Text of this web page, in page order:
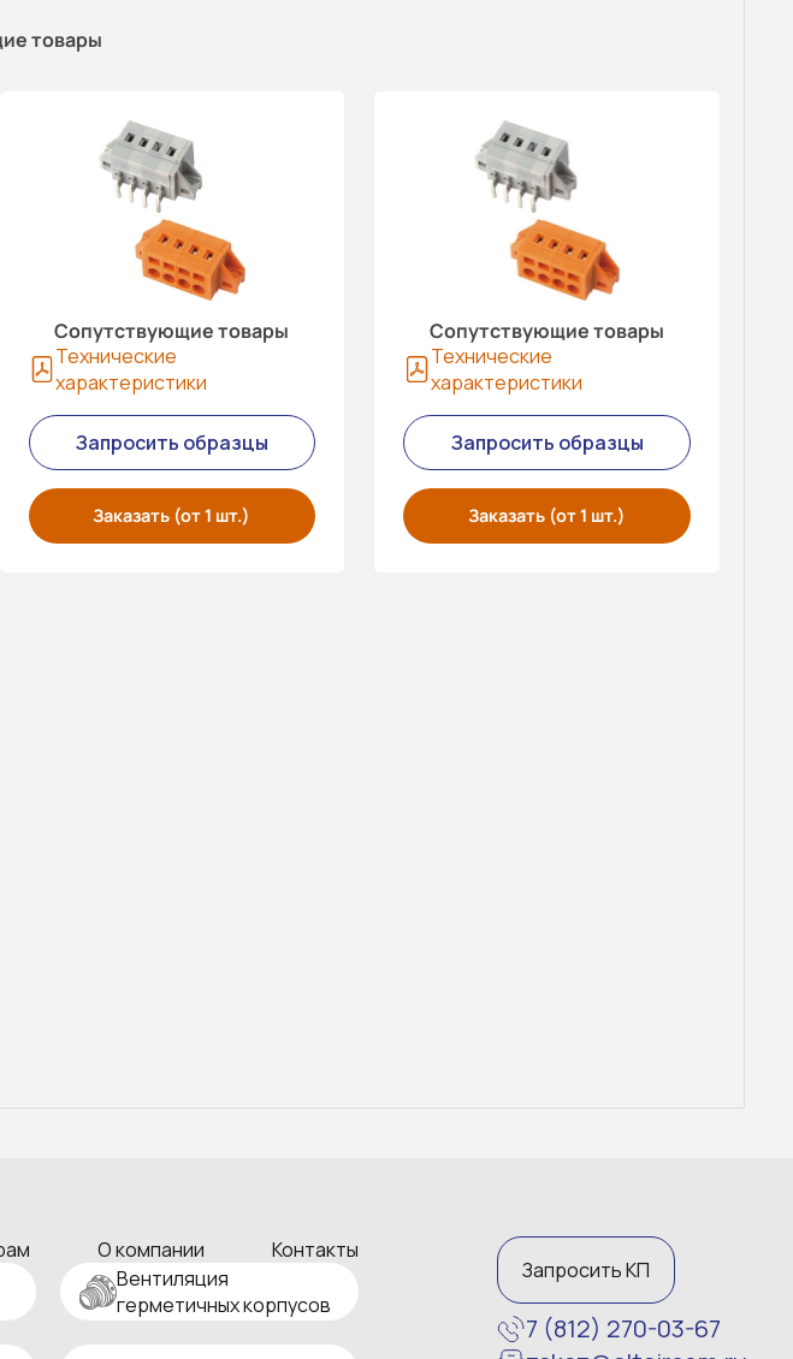
товары
Сопутствующие товары
Технические
характеристики
Запросить образцы
Заказать (от 1 шт.)
Сопутствующие товары
Технические
характеристики
Запросить образцы
Заказать (от 1 шт.)
О компании
Контакты
Вентиляция
герметичных корпусов
Запросить КП
7 (812) 270-03-67